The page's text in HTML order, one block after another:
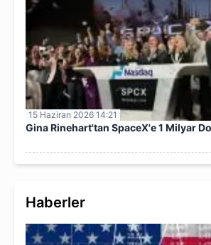
15 Haziran 2026 14:21
Gina Rinehart'tan SpaceX'e 1 Milyar
Haberler